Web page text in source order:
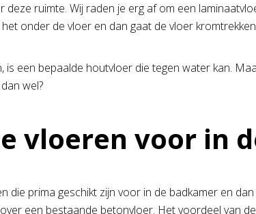
deze ruimte. Wij raden je erg af om een
onder de vloer en dan gaat de vloer
is een bepaalde houtvloer die tegen water kan.
wel?
vloeren voor in
die prima geschikt zijn voor in de badkamer en
een bestaande betonvloer. Het voordeel van